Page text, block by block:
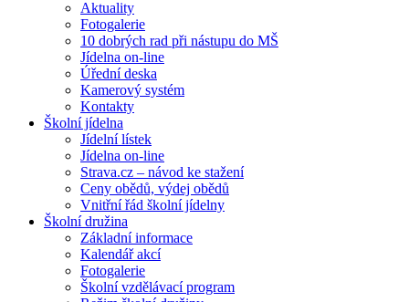
Aktuality
Fotogalerie
10 dobrých rad při nástupu do MŠ
Jídelna on-line
Úřední deska
Kamerový systém
Kontakty
Školní jídelna
Jídelní lístek
Jídelna on-line
Strava.cz – návod ke stažení
Ceny obědů, výdej obědů
Vnitřní řád školní jídelny
Školní družina
Základní informace
Kalendář akcí
Fotogalerie
Školní vzdělávací program